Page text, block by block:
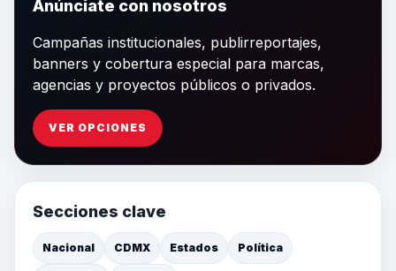
Anúnciate con nosotros
Campañas institucionales, publirreportajes,
banners y cobertura especial para marcas,
agencias y proyectos públicos o privados.
VER OPCIONES
Secciones clave
Nacional CDMX Estados Política